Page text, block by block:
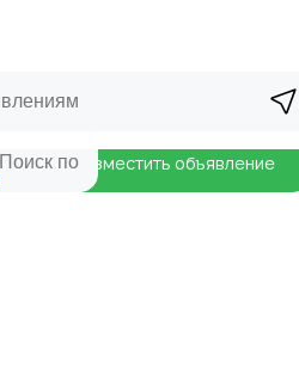
Разместить объявление